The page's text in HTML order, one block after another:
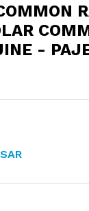
-